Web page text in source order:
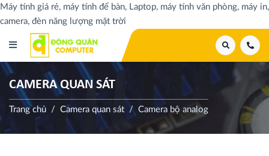
Máy tính giá rẻ, máy tính để bàn, Laptop, máy tính văn phòng, máy in,
camera, đèn năng lượng mặt trời
CAMERA QUAN SÁT
Trang chủ Camera quan sát Camera bộ analog